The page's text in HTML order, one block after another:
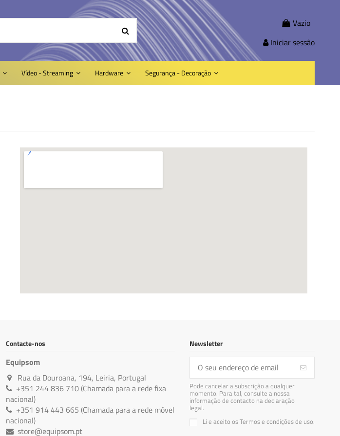
Vazio
Iniciar sessão
Vídeo - Streaming Hardware Segurança - Decoração
Contacte-nos
Equipsom
Rua da Douroana, 194, Leiria, Portugal
+351 244 836 710 (Chamada para a rede fixa
nacional)
+351 914 443 665 (Chamada para a rede móvel
nacional)
store@equipsom.pt
Newsletter
Pode cancelar a subscrição a qualquer
momento. Para tal, consulte a nossa
informação de contacto na declaração
legal.
Li e aceito os Termos e condições de uso.